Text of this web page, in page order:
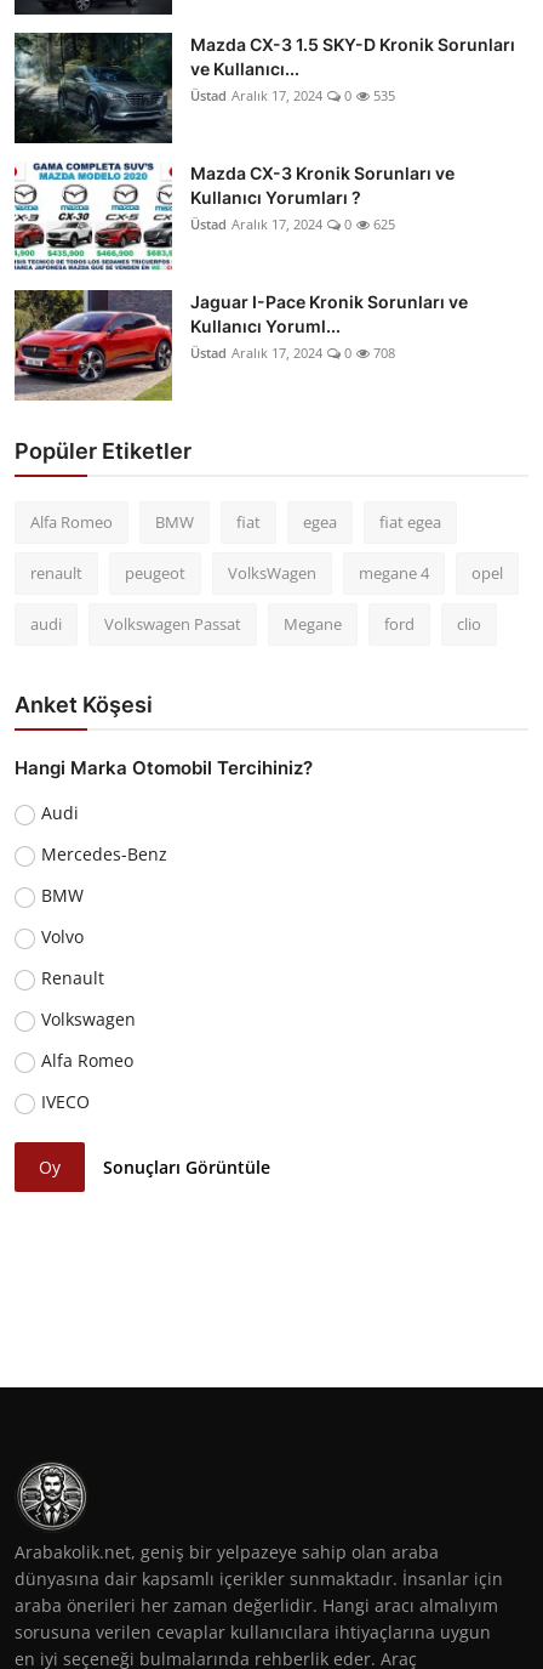
Mazda CX-3 1.5 SKY-D Kronik Sorunları
ve Kullanıcı...
Üstad Aralık 17, 2024 0 535
Mazda CX-3 Kronik Sorunları ve
Kullanıcı Yorumları ?
Üstad Aralık 17, 2024 0 625
Jaguar I-Pace Kronik Sorunları ve
Kullanıcı Yoruml...
Üstad Aralık 17, 2024 0 708
Popüler Etiketler
Alfa Romeo BMW fiat egea fiat egea
renault peugeot VolksWagen megane 4 opel
audi Volkswagen Passat Megane ford clio
Anket Köşesi
Hangi Marka Otomobil Tercihiniz?
Audi
Mercedes-Benz
BMW
Volvo
Renault
Volkswagen
Alfa Romeo
IVECO
Oy Sonuçları Görüntüle
Arabakolik.net, geniş bir yelpazeye sahip olan araba
dünyasına dair kapsamlı içerikler sunmaktadır. İnsanlar için
araba önerileri her zaman değerlidir. Hangi aracı almalıyım
sorusuna verilen cevaplar kullanıcılara ihtiyaçlarına uygun
en iyi seçeneği bulmalarında rehberlik eder. Araç